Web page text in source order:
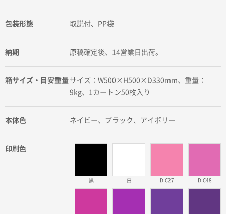
包装形態 取説付、PP袋
納期 原稿確定後、14営業日出荷。
箱サイズ・目安重量 サイズ：W500×H500×D330mm、重量：
9kg、1カートン50枚入り
本体色 ネイビー、ブラック、アイボリー
印刷色
黒 白 DIC27 DIC48